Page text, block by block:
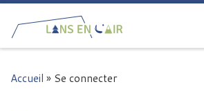
Passer au contenu
Accueil » Se connecter